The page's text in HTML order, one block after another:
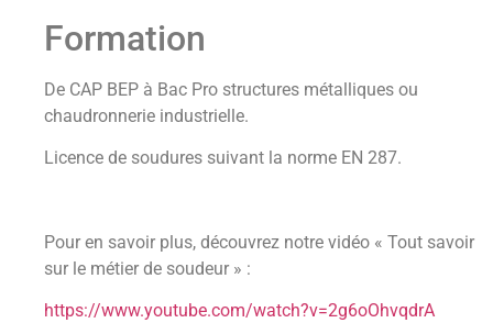
Formation
De CAP BEP à Bac Pro structures métalliques ou
chaudronnerie industrielle.
Licence de soudures suivant la norme EN 287.
Pour en savoir plus, découvrez notre vidéo « Tout savoir
sur le métier de soudeur » :
https://www.youtube.com/watch?v=2g6oOhvqdrA